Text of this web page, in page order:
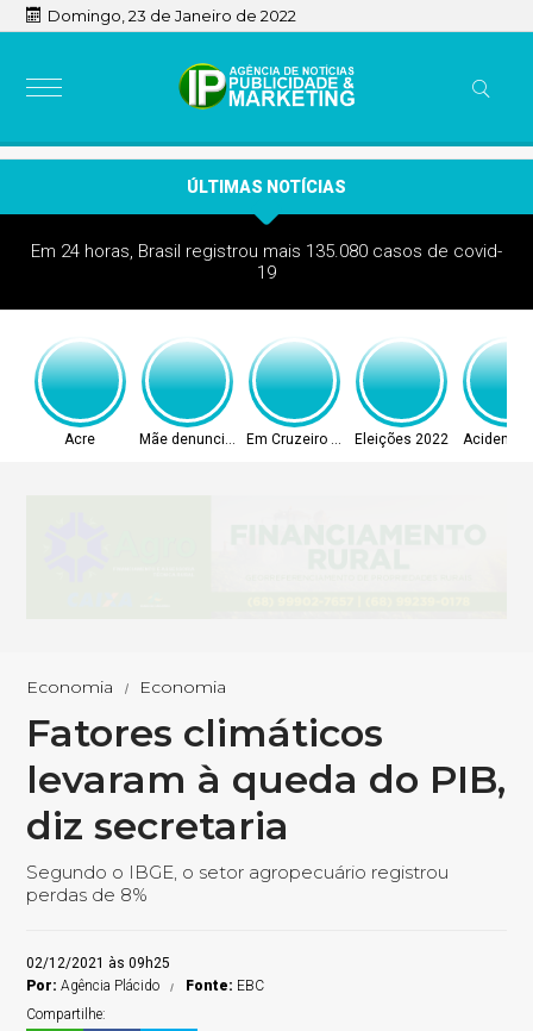
Domingo, 23 de Janeiro de 2022
ÚLTIMAS NOTÍCIAS
Em 24 horas, Brasil registrou mais 135.080 casos de covid-
19
Acre Mãe denunciou Em Cruzeiro do SulEleições 2022 Acidente
Economia Economia
Fatores climáticos
levaram à queda do PIB,
diz secretaria
Segundo o IBGE, o setor agropecuário registrou
perdas de 8%
02/12/2021 às 09h25
Por: Agência Plácido Fonte: EBC
Compartilhe: